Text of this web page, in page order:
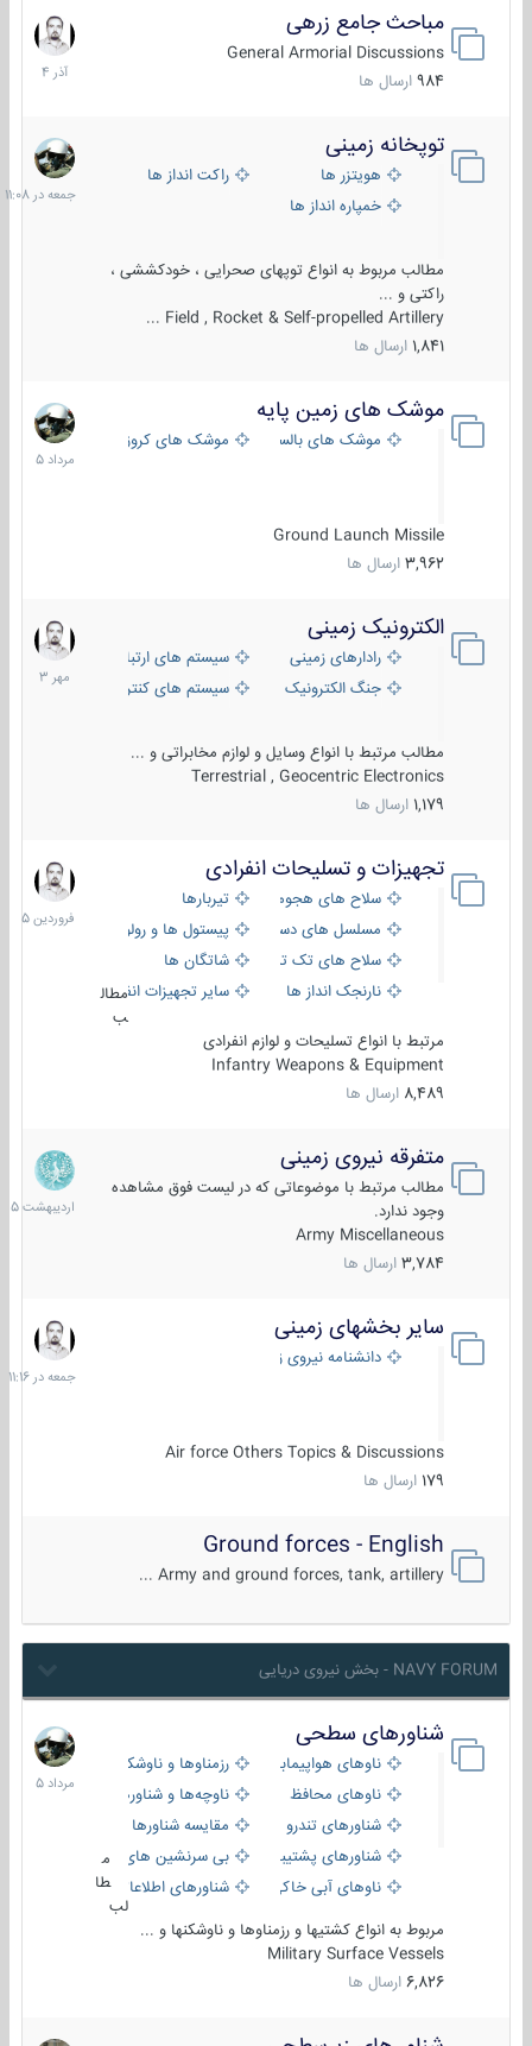
مباحث جامع زرهی
General Armorial Discussions
984 ارسال ها
7
آذر
1404
توپخانه زمینی
هویتزر ها
راکت انداز ها
خمپاره انداز ها
مطالب مربوط به انواع توپهای صحرایی ، خودکششی ،
راکتی و ...
Field , Rocket & Self-propelled Artillery ...
1,841 ارسال ها
جمعه
در
11:08
موشک های زمین پایه
موشک های بالستیک موشک های کروز
Ground Launch Missile
3,962 ارسال ها
2
مرداد
1405
الکترونیک زمینی
رادارهای زمینی
سیستم های ارتباطی و جمع آوری
جنگ الکترونیک
سیستم های کنترل آتش و تجهیزات
مطالب مرتبط با انواع وسایل و لوازم مخابراتی و ...
Terrestrial , Geocentric Electronics
1,179 ارسال ها
1
مهر
1403
تجهیزات و تسلیحات انفرادی
سلاح های هجومی
تیربارها
مسلسل های دستی
پیستول ها و رولورها
سلاح های تک تیر اندازیشاتگان ها
نارنجک انداز ها
سایر تجهیزات انفرادی
مطال
ب
مرتبط با انواع تسلیحات و لوازم انفرادی
Infantry Weapons & Equipment
8,489 ارسال ها
17
فروردین
1405
متفرقه نیروی زمینی
مطالب مرتبط با موضوعاتی که در لیست فوق مشاهده
وجود ندارد.
Army Miscellaneous
3,784 ارسال ها
27
1405
سایر بخشهای زمینی
دانشنامه نیروی زمینی
Air force Others Topics & Discussions
179 ارسال ها
جمعه
در
11:16
Ground forces - English
Army and ground forces, tank, artillery ...
NAVY FORUM - بخش نیروی دریایی
شناورهای سطحی
ناوهای هواپیمابر و بالگرد بررزمناوها و ناوشکن‌ها
ناوهای محافظ
ناوچه‌ها و شناورهای گشتی
شناورهای تندرو
مقایسه شناورها
شناورهای پشتیبانی
بی سرنشین های دریایی
ناوهای آبی خاکی و نیروبرشناورهای اطلاعاتی و جاسوسی
طا
لب
مربوط به انواع کشتیها و رزمناوها و ناوشکنها و ...
Military Surface Vessels
6,826 ارسال ها
2
مرداد
1405